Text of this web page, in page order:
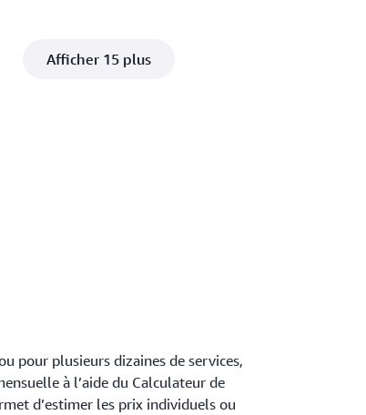
Afficher 15 plus
pour plusieurs dizaines de services,
à l’aide du Calculateur de
d’estimer les prix individuels ou